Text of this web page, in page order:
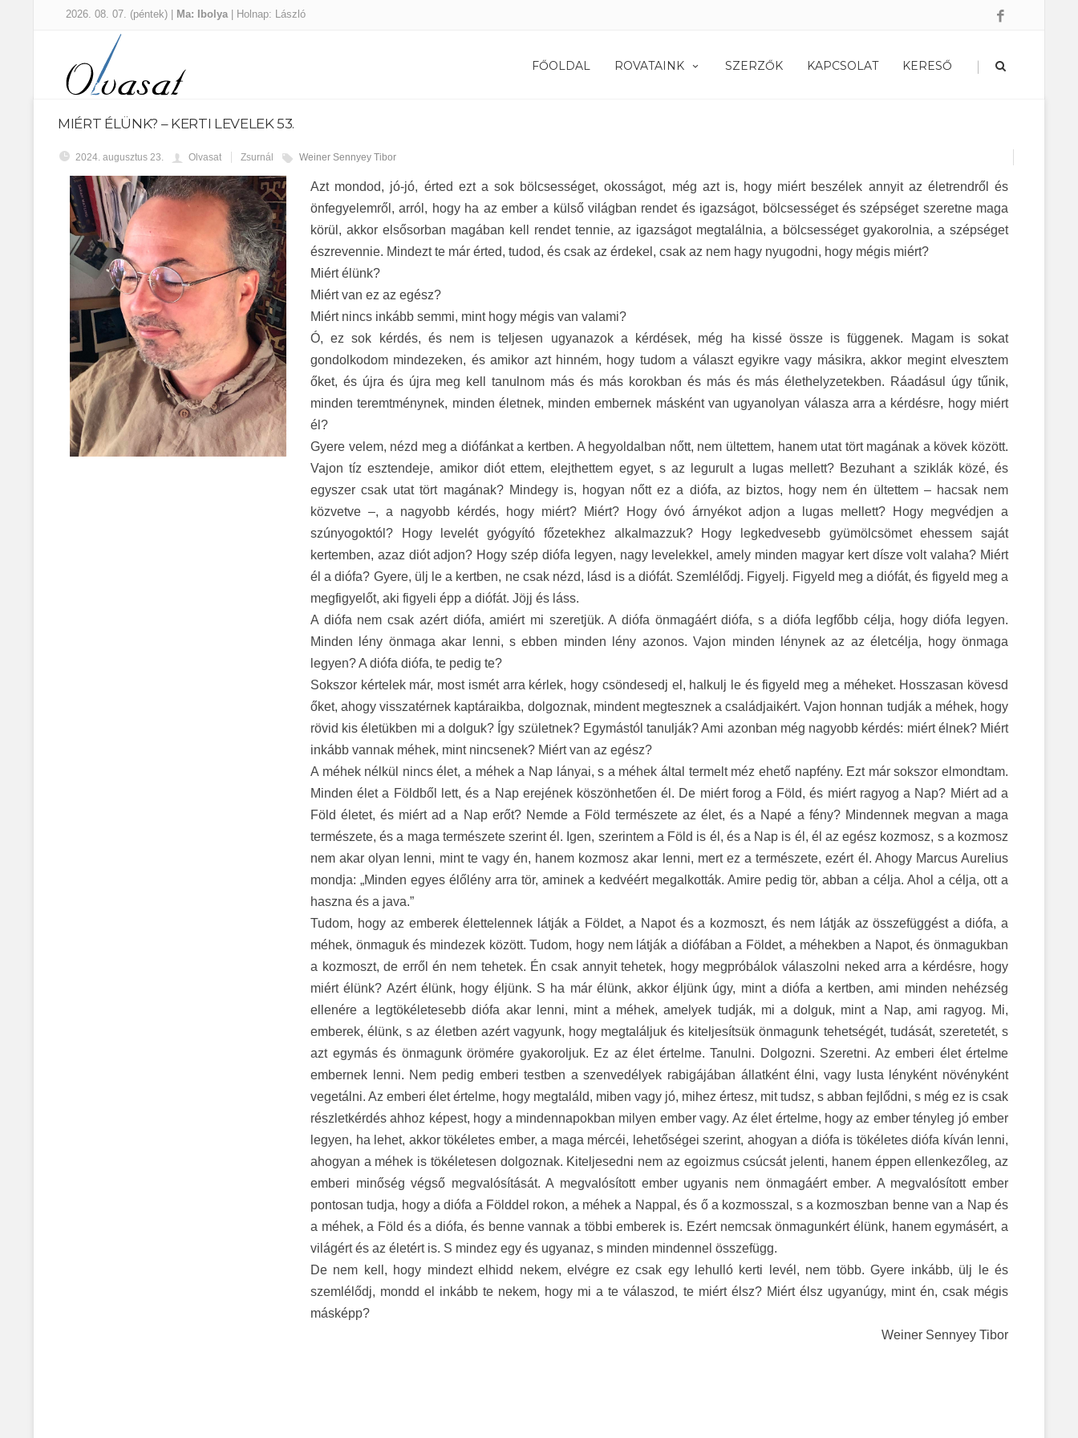
2026. 08. 07. (péntek) | Ma: Ibolya | Holnap: László
FŐOLDAL ROVATAINK SZERZŐK KAPCSOLAT KERESŐ |
MIÉRT ÉLÜNK? – KERTI LEVELEK 53.
2024. augusztus 23. Olvasat Zsurnál Weiner Sennyey Tibor
Azt mondod, jó-jó, érted ezt a sok bölcsességet, okosságot, még azt is, hogy miért beszélek annyit az életrendről és
önfegyelemről, arról, hogy ha az ember a külső világban rendet és igazságot, bölcsességet és szépséget szeretne maga
körül, akkor elsősorban magában kell rendet tennie, az igazságot megtalálnia, a bölcsességet gyakorolnia, a szépséget
észrevennie. Mindezt te már érted, tudod, és csak az érdekel, csak az nem hagy nyugodni, hogy mégis miért?
Miért élünk?
Miért van ez az egész?
Miért nincs inkább semmi, mint hogy mégis van valami?
Ó, ez sok kérdés, és nem is teljesen ugyanazok a kérdések, még ha kissé össze is függenek. Magam is sokat
gondolkodom mindezeken, és amikor azt hinném, hogy tudom a választ egyikre vagy másikra, akkor megint elvesztem
őket, és újra és újra meg kell tanulnom más és más korokban és más és más élethelyzetekben. Ráadásul úgy tűnik,
minden teremtménynek, minden életnek, minden embernek másként van ugyanolyan válasza arra a kérdésre, hogy miért
él?
Gyere velem, nézd meg a diófánkat a kertben. A hegyoldalban nőtt, nem ültettem, hanem utat tört magának a kövek között.
Vajon tíz esztendeje, amikor diót ettem, elejthettem egyet, s az legurult a lugas mellett? Bezuhant a sziklák közé, és
egyszer csak utat tört magának? Mindegy is, hogyan nőtt ez a diófa, az biztos, hogy nem én ültettem – hacsak nem
közvetve –, a nagyobb kérdés, hogy miért? Miért? Hogy óvó árnyékot adjon a lugas mellett? Hogy megvédjen a
szúnyogoktól? Hogy levelét gyógyító főzetekhez alkalmazzuk? Hogy legkedvesebb gyümölcsömet ehessem saját
kertemben, azaz diót adjon? Hogy szép diófa legyen, nagy levelekkel, amely minden magyar kert dísze volt valaha? Miért
él a diófa? Gyere, ülj le a kertben, ne csak nézd, lásd is a diófát. Szemlélődj. Figyelj. Figyeld meg a diófát, és figyeld meg a
megfigyelőt, aki figyeli épp a diófát. Jöjj és láss.
A diófa nem csak azért diófa, amiért mi szeretjük. A diófa önmagáért diófa, s a diófa legfőbb célja, hogy diófa legyen.
Minden lény önmaga akar lenni, s ebben minden lény azonos. Vajon minden lénynek az az életcélja, hogy önmaga
legyen? A diófa diófa, te pedig te?
Sokszor kértelek már, most ismét arra kérlek, hogy csöndesedj el, halkulj le és figyeld meg a méheket. Hosszasan kövesd
őket, ahogy visszatérnek kaptáraikba, dolgoznak, mindent megtesznek a családjaikért. Vajon honnan tudják a méhek, hogy
rövid kis életükben mi a dolguk? Így születnek? Egymástól tanulják? Ami azonban még nagyobb kérdés: miért élnek? Miért
inkább vannak méhek, mint nincsenek? Miért van az egész?
A méhek nélkül nincs élet, a méhek a Nap lányai, s a méhek által termelt méz ehető napfény. Ezt már sokszor elmondtam.
Minden élet a Földből lett, és a Nap erejének köszönhetően él. De miért forog a Föld, és miért ragyog a Nap? Miért ad a
Föld életet, és miért ad a Nap erőt? Nemde a Föld természete az élet, és a Napé a fény? Mindennek megvan a maga
természete, és a maga természete szerint él. Igen, szerintem a Föld is él, és a Nap is él, él az egész kozmosz, s a kozmosz
nem akar olyan lenni, mint te vagy én, hanem kozmosz akar lenni, mert ez a természete, ezért él. Ahogy Marcus Aurelius
mondja: „Minden egyes é lől ény arra tör, aminek a kedvéért megalkották. Amire pedig tör, abban a cé lja. Ahol a cé lja, ott a
haszna és a java.”
Tudom, hogy az emberekélettelennek látják a Földet, a Napot és a kozmoszt, és nem látják az összefüggést a diófa, a
méhek, önmaguk és mindezek között. Tudom, hogy nem látják a diófában a Földet, a méhekben a Napot, és önmagukban
a kozmoszt, de erről én nem tehetek. Én csak annyit tehetek, hogy megpróbálok válaszolni neked arra a kérdésre, hogy
miért élünk? Azért élünk, hogy éljünk. S ha már élünk, akkor éljünk úgy, mint a diófa a kertben, ami minden nehézség
ellenére a legtökéletesebb diófa akar lenni, mint a méhek, amelyek tudják, mi a dolguk, mint a Nap, ami ragyog. Mi,
emberek, élünk, s az életben azért vagyunk, hogy megtaláljuk és kiteljesítsük önmagunk tehetségét, tudását, szeretetét, s
azt egymás és önmagunk örömére gyakoroljuk. Ez az élet értelme. Tanulni. Dolgozni. Szeretni. Az emberi élet értelme
embernek lenni. Nem pedig emberi testben a szenvedélyek rabigájában állatként élni, vagy lusta lényként növényként
vegetálni. Az emberi élet értelme, hogy megtaláld, miben vagy jó, mihez értesz, mit tudsz, s abban fejlődni, s még ez is csak
részletkérdés ahhoz képest, hogy a mindennapokban milyen ember vagy. Az élet értelme, hogy az ember tényleg jó ember
legyen, ha lehet, akkor tökéletes ember, a maga mércéi, lehetőségei szerint, ahogyan a diófa is tökéletes diófa kíván lenni,
ahogyan a méhek is tökéletesen dolgoznak. Kiteljesedni nem az egoizmus csúcsát jelenti, hanem éppen ellenkezőleg, az
emberi minőség végső megvalósítását. A megvalósított ember ugyanis nem önmagáért ember. A megvalósított ember
pontosan tudja, hogy a diófa a Földdel rokon, a méhek a Nappal, és ő a kozmosszal, s a kozmoszban benne van a Nap és
a méhek, a Föld és a diófa, és benne vannak a többi emberek is. Ezért nemcsak önmagunkért élünk, hanem egymásért, a
világért és az életért is. S mindez egy és ugyanaz, s minden mindennel összefügg.
De nem kell, hogy mindezt elhidd nekem, elvégre ez csak egy lehulló kerti levél, nem több. Gyere inkább, ülj le és
szemlélődj, mondd el inkább te nekem, hogy mi a te válaszod, te miért élsz? Miért élsz ugyanúgy, mint én, csak mégis
másképp?
Weiner Sennyey Tibor